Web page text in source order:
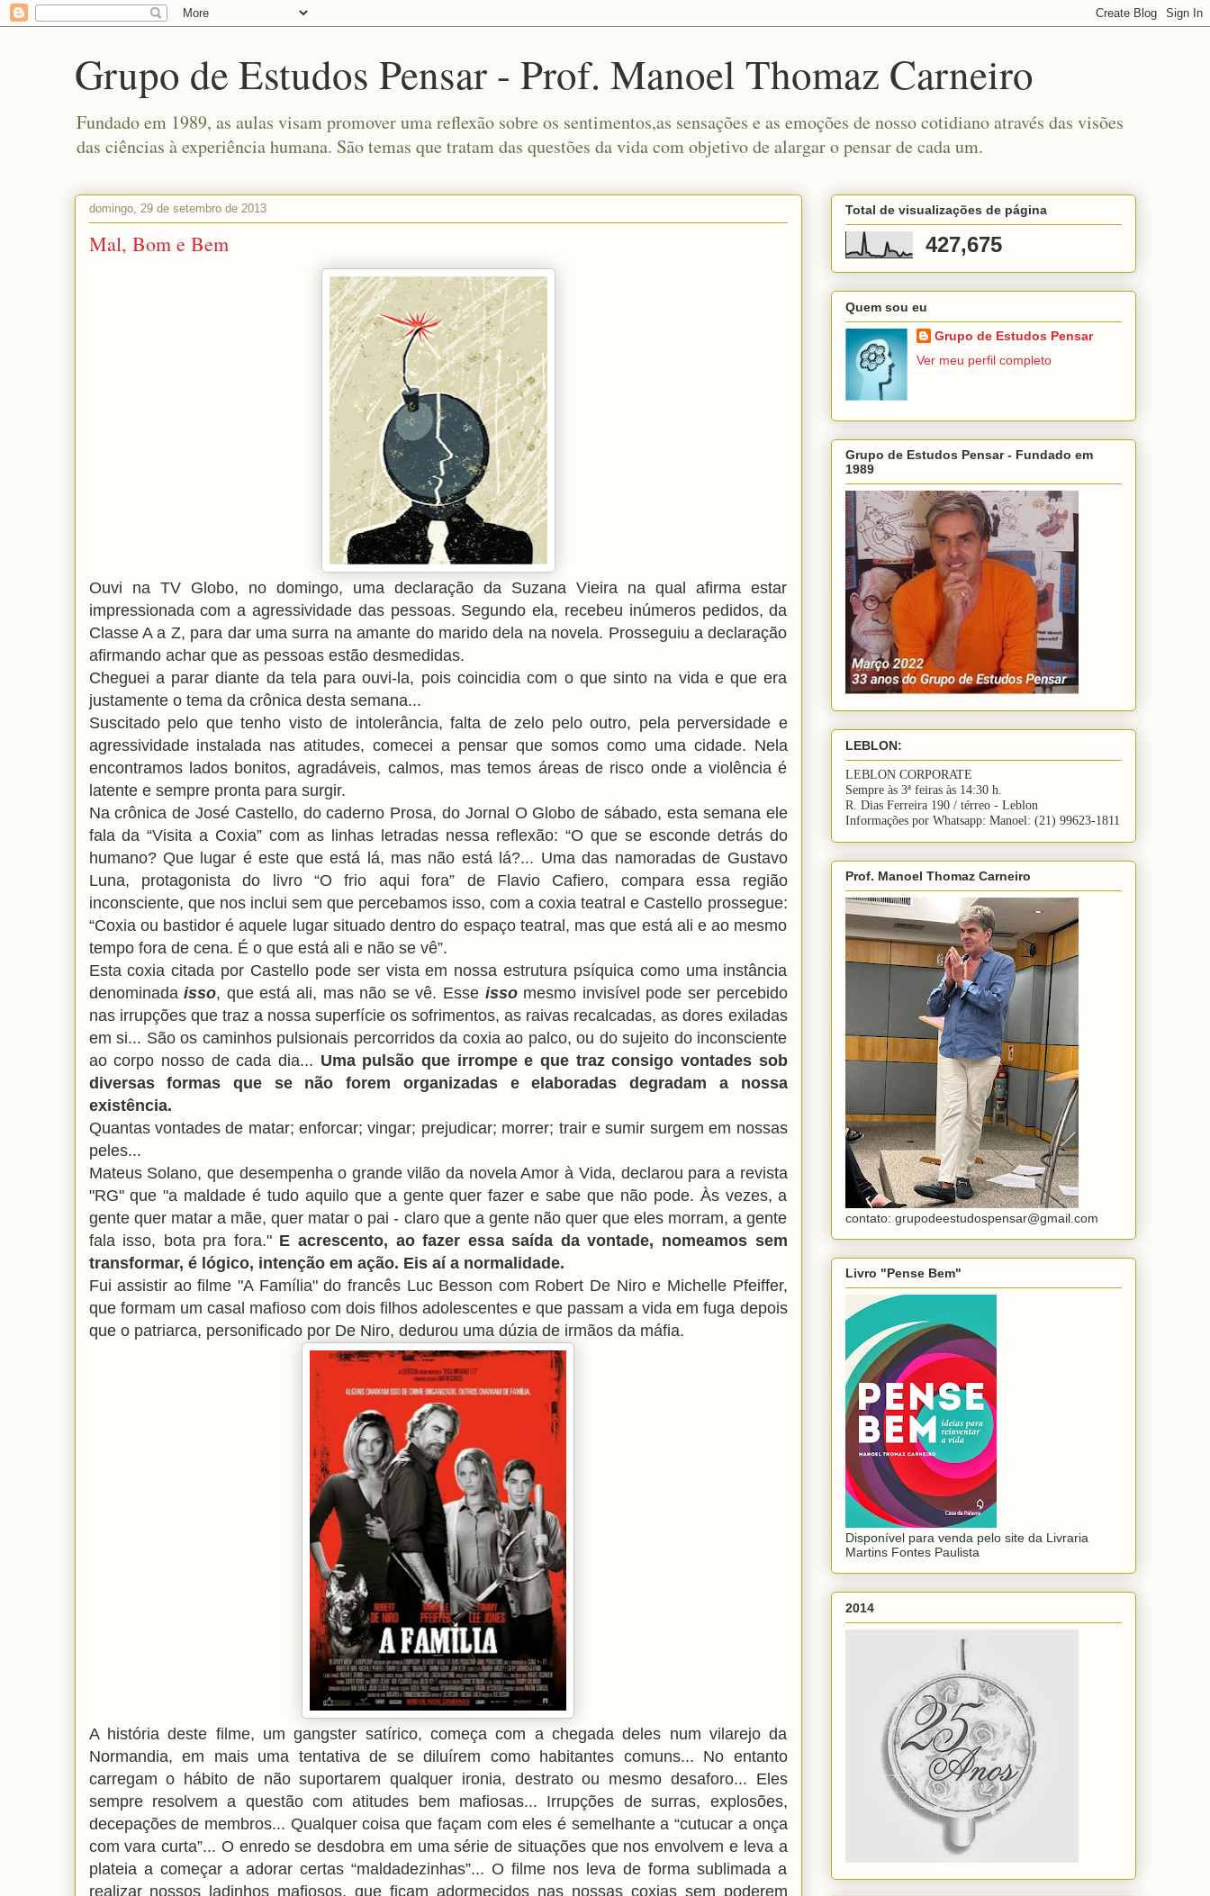
Grupo de Estudos Pensar - Prof. Manoel Thomaz Carneiro
Fundado em 1989, as aulas visam promover uma reflexão sobre os sentimentos,as sensações e as emoções de nosso cotidiano através das visões
das ciências à experiência humana. São temas que tratam das questões da vida com objetivo de alargar o pensar de cada um.
domingo, 29 de setembro de 2013
Mal, Bom e Bem
Ouvi na TV Globo, no domingo, uma declaração da Suzana Vieira na qual afirma estar
impressionada com a agressividade das pessoas. Segundo ela, recebeu inúmeros pedidos, da
Classe A a Z, para dar uma surra na amante do marido dela na novela. Prosseguiu a declaração
afirmando achar que as pessoas estão desmedidas.
Cheguei a parar diante da tela para ouvi-la, pois coincidia com o que sinto na vida e que era
justamente o tema da crônica desta semana...
Suscitado pelo que tenho visto de intolerância, falta de zelo pelo outro, pela perversidade e
agressividade instalada nas atitudes, comecei a pensar que somos como uma cidade. Nela
encontramos lados bonitos, agradáveis, calmos, mas temos áreas de risco onde a violência é
latente e sempre pronta para surgir.
Na crônica de José Castello, do caderno Prosa, do Jornal O Globo de sábado, esta semana ele
fala da “Visita a Coxia” com as linhas letradas nessa reflexão: “O que se esconde detrás do
humano? Que lugar é este que está lá, mas não está lá?... Uma das namoradas de Gustavo
Luna, protagonista do livro “O frio aqui fora” de Flavio Cafiero, compara essa região
inconsciente, que nos inclui sem que percebamos isso, com a coxia teatral e Castello prossegue:
“Coxia ou bastidor é aquele lugar situado dentro do espaço teatral, mas que está ali e ao mesmo
tempo fora de cena. É o que está ali e não se vê”.
Esta coxia citada por Castello pode ser vista em nossa estrutura psíquica como uma instância
denominadaisso, que está ali, mas não se vê. Esse issomesmo invisível pode ser percebido
nas irrupções que traz a nossa superfície os sofrimentos, as raivas recalcadas, as dores exiladas
em si... São os caminhos pulsionais percorridos da coxia ao palco, ou do sujeito do inconsciente
ao corpo nosso de cada dia... Uma pulsão que irrompe e que traz consigo vontades sob
diversas formas que se não forem organizadas e elaboradas degradam a nossa
existência.
Quantas vontades de matar; enforcar; vingar; prejudicar; morrer; trair e sumir surgem em nossas
peles...
Mateus Solano, que desempenha o grande vilão da novela Amor à Vida, declarou para a revista
"RG" que "a maldade é tudo aquilo que a gente quer fazer e sabe que não pode. Às vezes, a
gente quer matar a mãe, quer matar o pai - claro que a gente não quer que eles morram, a gente
fala isso, bota pra fora." E acrescento, ao fazer essa saída da vontade, nomeamos sem
transformar, é lógico, intenção em ação. Eis aí a normalidade.
Fui assistir ao filme "A Família" do francês Luc Besson com Robert De Niro e Michelle Pfeiffer,
que formam um casal mafioso com dois filhos adolescentes e que passam a vida em fuga depois
que o patriarca, personificado por De Niro, dedurou uma dúzia de irmãos da máfia.
A história deste filme, um gangster satírico, começa com a chegada deles num vilarejo da
Normandia, em mais uma tentativa de se diluírem como habitantes comuns... No entanto
carregam o hábito de não suportarem qualquer ironia, destrato ou mesmo desaforo... Eles
sempre resolvem a questão com atitudes bem mafiosas... Irrupções de surras, explosões,
decepações de membros... Qualquer coisa que façam com eles é semelhante a “cutucar a onça
com vara curta”... O enredo se desdobra em uma série de situações que nos envolvem e leva a
plateia a começar a adorar certas “maldadezinhas”... O filme nos leva de forma sublimada a
realizar nossos ladinhos mafiosos, que ficam adormecidos nas nossas coxias sem poderem
Total de visualizações de página
427,675
Quem sou eu
Grupo de Estudos Pensar
Ver meu perfil completo
Grupo de Estudos Pensar - Fundado em
1989
LEBLON:
LEBLON CORPORATE
Sempre às 3ª feiras às 14:30 h.
R. Dias Ferreira 190 / térreo - Leblon
Informações por Whatsapp: Manoel: (21) 99623-1811
Prof. Manoel Thomaz Carneiro
contato: grupodeestudospensar@gmail.com
Livro "Pense Bem"
Disponível para venda pelo site da Livraria
Martins Fontes Paulista
2014